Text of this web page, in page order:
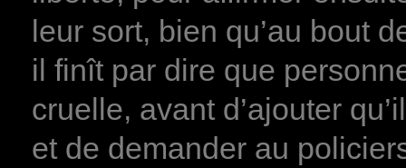
leur sort, bien qu’au bout
il finît par dire que
cruelle, avant d’ajouter
et de demander au